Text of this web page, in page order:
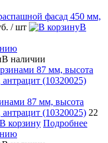
фасад 450 мм,
/ шт
В
В наличии
87 мм, высота
(10320025) 22
В корзину Подробнее